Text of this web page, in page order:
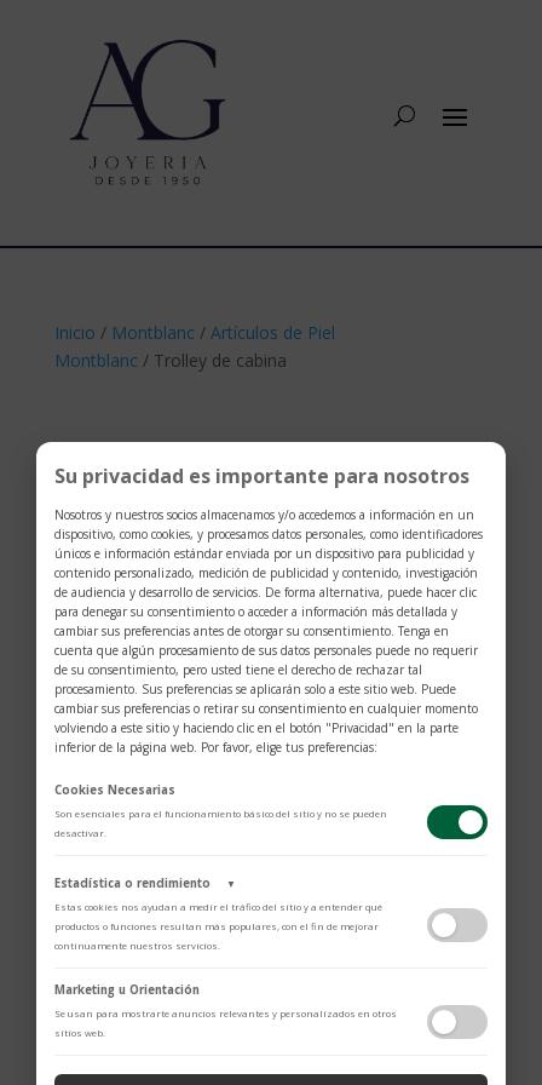
Inicio / Montblanc / Artículos de Piel
Montblanc / Trolley de cabina
$2.426
Combinando estética y funcionalidad, este trolley de
cabina #MY4810 es el compañero ideal para viajes
de negocios y escapadas urbanas.
Su privacidad es importante para nosotros
Nosotros y nuestros socios almacenamos y/o accedemos a información en un
dispositivo, como cookies, y procesamos datos personales, como identificadores
únicos e información estándar enviada por un dispositivo para publicidad y
contenido personalizado, medición de publicidad y contenido, investigación
de audiencia y desarrollo de servicios. De forma alternativa, puede hacer clic
para denegar su consentimiento o acceder a información más detallada y
cambiar sus preferencias antes de otorgar su consentimiento. Tenga en
cuenta que algún procesamiento de sus datos personales puede no requerir
de su consentimiento, pero usted tiene el derecho de rechazar tal
procesamiento. Sus preferencias se aplicarán solo a este sitio web. Puede
cambiar sus preferencias o retirar su consentimiento en cualquier momento
volviendo a este sitio y haciendo clic en el botón "Privacidad" en la parte
inferior de la página web. Por favor, elige tus preferencias:
Cookies Necesarias
Son esenciales para el funcionamiento básico del sitio y no se pueden
desactivar.
Estadística o rendimiento
▼
Estas cookies nos ayudan a medir el tráfico del sitio y a entender qué
productos o funciones resultan más populares, con el fin de mejorar
continuamente nuestros servicios.
Adobe Analytics
Utilizamos Adobe Analytics para recopilar datos de uso anónimos, lo que
nos permite analizar el rendimiento de nuestro contenido y las
Marketing u Orientación
Se usan para mostrarte anuncios relevantes y personalizados en otros
sitios web.